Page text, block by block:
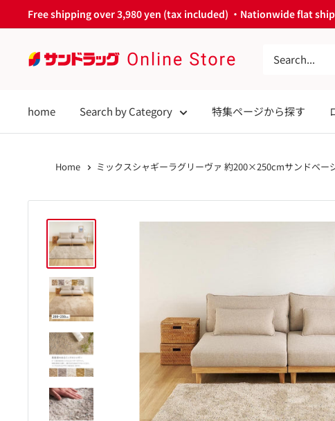
to
Free shipping over 3,980 yen (tax included) ・Nationwide flat
サ
ラ
ッ
Store
home Search by Category 特集ページから探す
Home ミックスシャギーラグリーヴァ 約200×250cmサンドベー